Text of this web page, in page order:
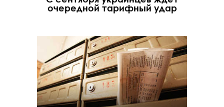
очередной тарифный удар